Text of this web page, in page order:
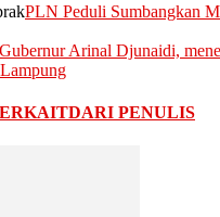
PLN Peduli Sumbangkan
Gubernur Arinal Djunaidi,
DARI PENULIS